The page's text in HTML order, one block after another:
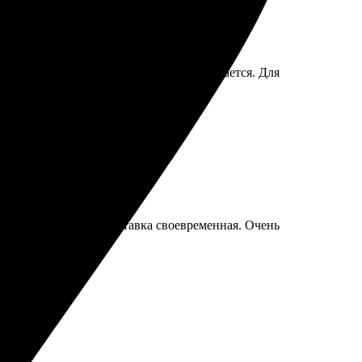
Страницы хорошо сшиты, не разваливается. Для
надежная, доставка своевременная. Очень